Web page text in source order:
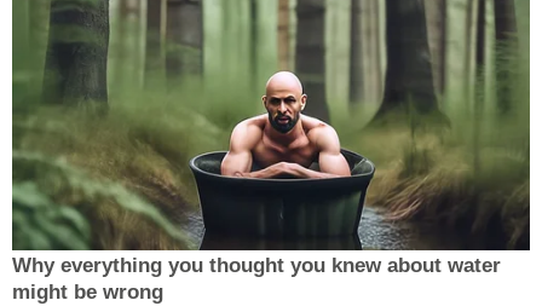
Why everything you thought you knew about water
might be wrong